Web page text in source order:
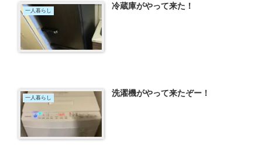
一人暮らし 冷蔵庫がやって来た！
一人暮らし 洗濯機がやって来たぞー！